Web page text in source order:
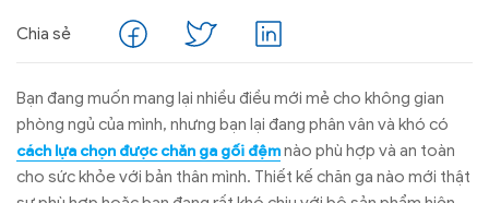
Chia sẻ
Bạn đang muốn mang lại nhiều điều mới mẻ cho không gian
phòng ngủ của mình, nhưng bạn lại đang phân vân và khó có
cách lựa chọn được chăn ga gối đệmnào phù hợp và an toàn
cho sức khỏe với bản thân mình. Thiết kế chăn ga nào mới thật